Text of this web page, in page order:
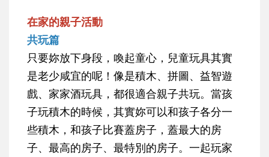
在家的親子活動
共玩篇
只要妳放下身段，喚起童心，兒童玩具其實
是老少咸宜的呢！像是積木、拼圖、益智遊
戲、家家酒玩具，都很適合親子共玩。當孩
子玩積木的時候，其實妳可以和孩子各分一
些積木，和孩子比賽蓋房子，蓋最大的房
子、最高的房子、最特別的房子。一起玩家